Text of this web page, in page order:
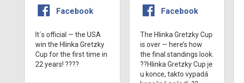
Facebook
It´s official — the USA
win the Hlinka Gretzky
Cup for the first time in
22 years! ????
Facebook
The Hlinka Gretzky Cup
is over — here’s how
the final standings look.
??Hlinka Gretzky Cup je
u konce, takto vypadá